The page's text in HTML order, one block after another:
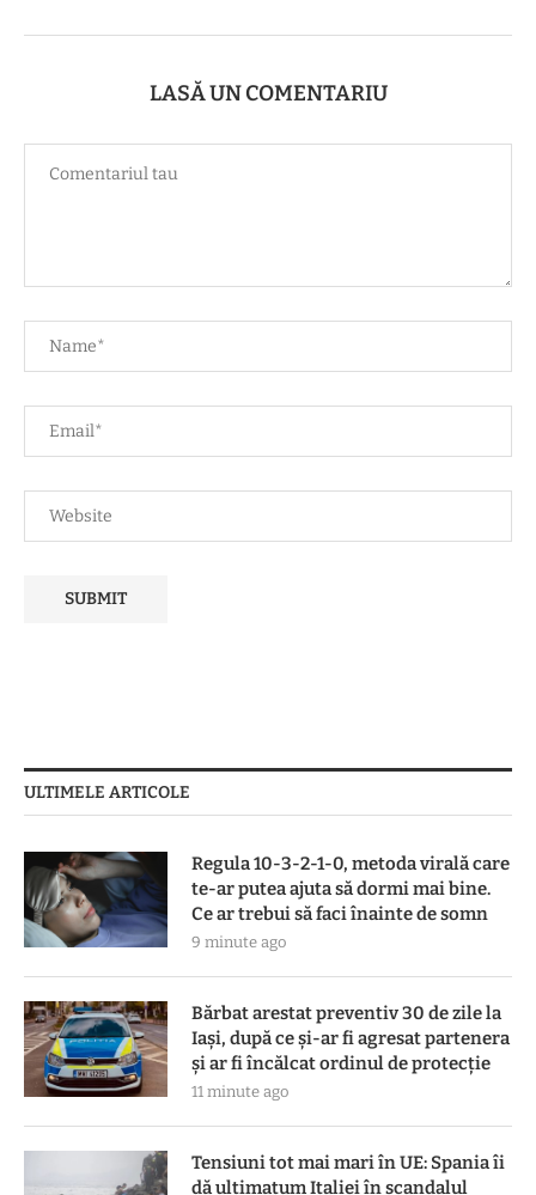
LASĂ UN COMENTARIU
ULTIMELE ARTICOLE
Regula 10-3-2-1-0, metoda virală care
te-ar putea ajuta să dormi mai bine.
Ce ar trebui să faci înainte de somn
9 minute ago
Bărbat arestat preventiv 30 de zile la
Iași, după ce și-ar fi agresat partenera
și ar fi încălcat ordinul de protecție
11 minute ago
Tensiuni tot mai mari în UE: Spania îi
dă ultimatum Italiei în scandalul